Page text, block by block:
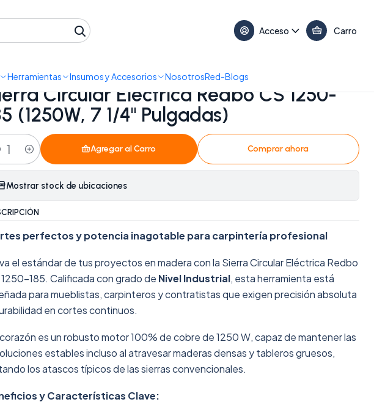
Acceso Carro
Herramientas Insumos y Accesorios NosotrosRed-Blogs
Redbo CS 1250-185 (1250W, 7 1/4" Pulgadas)
Circular Eléctrica Redbo CS 1250-
(1250W, 7 1/4" Pulgadas)
Agregar al Carro Comprar ahora
Mostrar stock de ubicaciones
perfectos y potencia inagotable para carpintería profesional
el estándar de tus proyectos en madera con la Sierra Circular Eléctrica Redbo
185. Calificada con grado de Nivel Industrial, esta herramienta está
para mueblistas, carpinteros y contratistas que exigen precisión absoluta
en cortes continuos.
es un robusto motor 100% de cobre de 1250 W, capaz de mantener las
estables incluso al atravesar maderas densas y tableros gruesos,
los atascos típicos de las sierras convencionales.
y Características Clave: